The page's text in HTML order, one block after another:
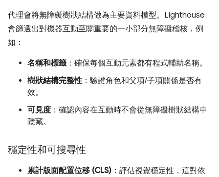
代理會將無障礙樹狀結構做為主要資料模型。Lighthouse
會篩選出對機器互動至關重要的一小部分無障礙稽核，例
如：
名稱和標籤 ：確保每個互動元素都有程式輔助名稱。
樹狀結構完整性：驗證角色和父項/子項關係是否有
效。
可見度 ：確認內容在互動時不會從無障礙樹狀結構中
隱藏。
穩定性和可搜尋性
累計版面配置位移 (CLS) ：評估視覺穩定性，這對依